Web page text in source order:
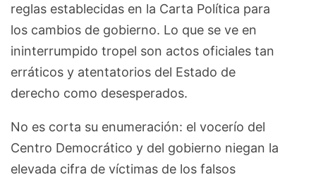
reglas establecidas en la Carta Política para
los cambios de gobierno. Lo que se ve en
ininterrumpido tropel son actos oficiales tan
erráticos y atentatorios del Estado de
derecho como desesperados.
No es corta su enumeración: el vocerío del
Centro Democrático y del gobierno niegan la
elevada cifra de víctimas de los falsos